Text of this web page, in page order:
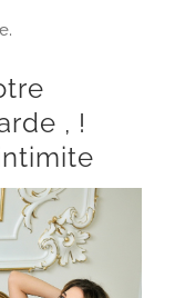
, !